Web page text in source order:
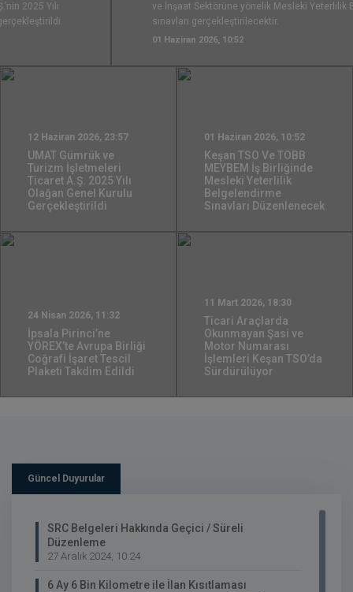
ve İnşaat Sektörüne yönelik Mesleki Yeterlilik Belgelendirme
sınavları gerçekleştirilecektir.
12 Haziran 2026, 23:57
UMAT Gümrük ve
Turizm İşletmeleri
Ticaret A.Ş. 2025 Yılı
Olağan Genel Kurulu
Gerçekleştirildi
01 Haziran 2026, 10:52
Keşan TSO Ve TOBB
MEYBEM İş Birliğinde
Mesleki Yeterlilik
Belgelendirme
Sınavları Düzenlenecek
24 Nisan 2026, 11:32
İpsala Pirinci’ne
YÖREX’te Avrupa Birliği
Coğrafi İşaret Tescil
Plaketi Takdim Edildi
11 Mart 2026, 18:30
Ticari Araçlarda
Okunmayan Şasi ve
Motor Numarası
İşlemleri Keşan TSO’da
Sürdürülüyor
Güncel Duyurular
SRC Belgeleri Hakkında Geçici / Süreli
Düzenleme
27 Aralık 2024, 10:24
6 Ay 6 Bin Kilometre ile İlan Kısıtlaması